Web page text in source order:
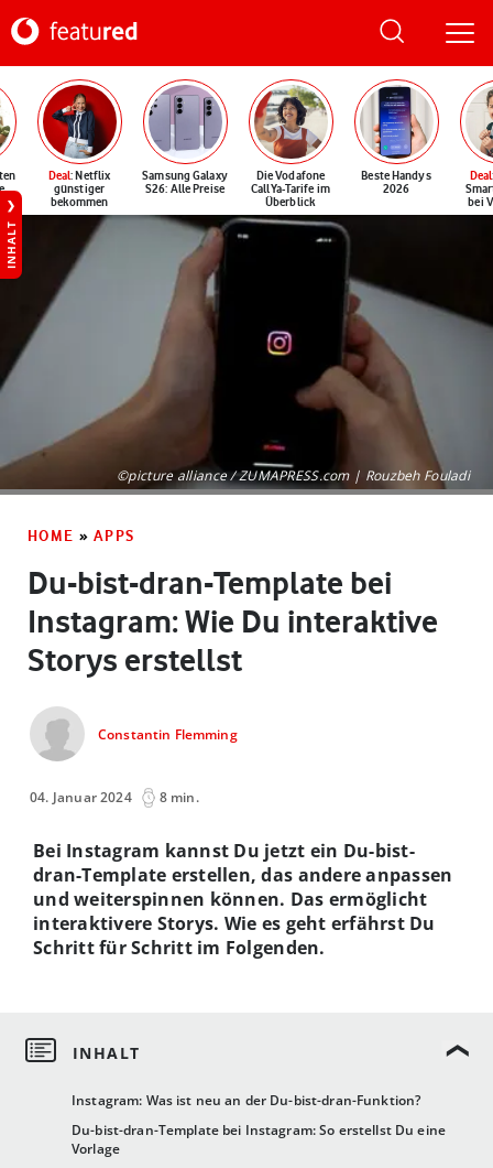
Deal: Netflix
günstiger
bekommen
Samsung Galaxy
S26: Alle Preise
Die Vodafone
CallYa-Tarife im
Überblick
Beste Handys
2026
Deal
bei
INHALT
©picture alliance / ZUMAPRESS.com | Rouzbeh Fouladi
HOME » APPS
Du-bist-dran-Template bei
Instagram: Wie Du interaktive
Storys erstellst
Constantin Flemming
04. Januar 2024 8 min.
Instagram: Was ist neu an der Du-bist-dran-Funktion?
Du-bist-dran-Template bei Instagram: So erstellst Du eine
Vorlage
Bei Instagram kannst Du jetzt ein Du-bist-
dran-Template erstellen, das andere anpassen
und weiterspinnen können. Das ermöglicht
interaktivere Storys. Wie es geht erfährst Du
Schritt für Schritt im Folgenden.